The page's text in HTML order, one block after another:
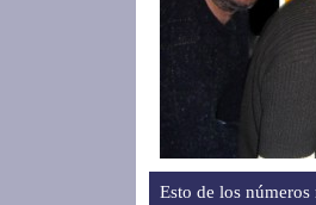
Esto de los